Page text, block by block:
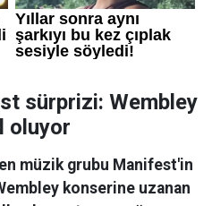
sürprizi: Wembley
oluyor
müzik grubu Manifest'in
konserine uzanan